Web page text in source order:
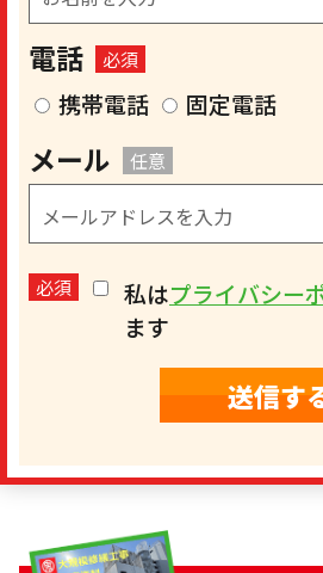
電話 必須
携帯電話 固定電話
メール 任意
必須 私はプライバシー
ます